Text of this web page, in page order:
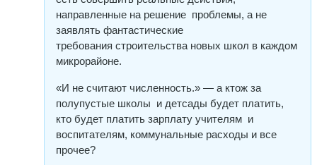
направленные на решение проблемы, а не
заявлять фантастические
требования строительства новых школ в каждом
микрорайоне.
«И не считают численность.» — а ктож за
полупустые школы и детсады будет платить,
кто будет платить зарплату учителям и
воспитателям, коммунальные расходы и все
прочее?